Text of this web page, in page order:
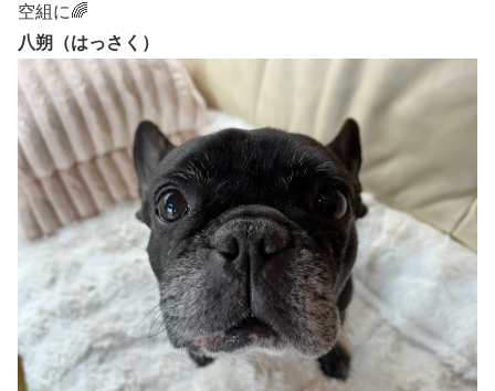
空組に🌈
八朔（はっさく）